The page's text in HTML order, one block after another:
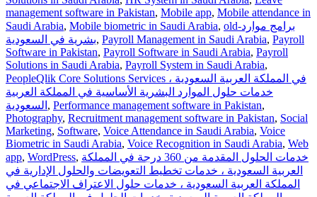
management software in Pakistan, Mobile app, Mobile attendance in
Saudi Arabia, Mobile biometric in Saudi Arabia, old-برامج موارد
بشرية في السعودية, Payroll Management in Saudi Arabia, Payroll
Software in Pakistan, Payroll Software in Saudi Arabia, Payroll
Solutions in Saudi Arabia, Payroll System in Saudi Arabia,
PeopleQlik Core Solutions Services في المملكة العربية السعودية ،
خدمات حلول الموارد البشرية الأساسية في المملكة العربية
السعودية , Performance management software in Pakistan,
Photography, Recruitment management software in Pakistan, Social
Marketing, Software, Voice Attendance in Saudi Arabia, Voice
Biometric in Saudi Arabia, Voice Recognition in Saudi Arabia, Web
app, WordPress, خدمات الحلول المقدمة من 360 درجة في المملكة
العربية السعودية ، خدمات تخطيط التعويضات والحلول الإدارية في
المملكة العربية السعودية ، خدمات حلول الاعتراف الاجتماعي في